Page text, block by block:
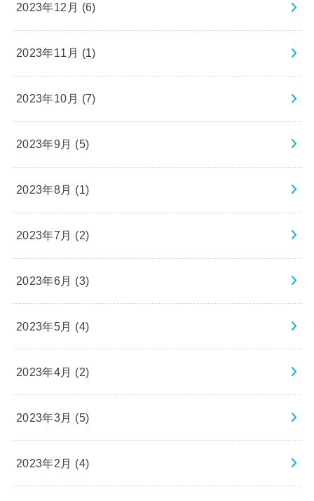
2023年12月 (6)
2023年11月 (1)
2023年10月 (7)
2023年9月 (5)
2023年8月 (1)
2023年7月 (2)
2023年6月 (3)
2023年5月 (4)
2023年4月 (2)
2023年3月 (5)
2023年2月 (4)